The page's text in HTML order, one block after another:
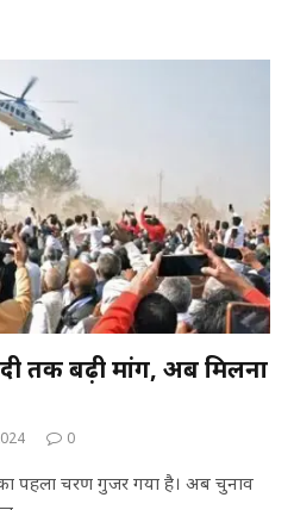
ai
l
ar
तक बढ़ी मांग, अब मिलना
0
पहला चरण गुजर गया है। अब चुनाव